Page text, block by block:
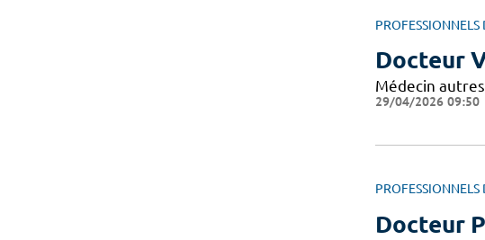
PROFESSIONNELS
Docteur
Médecin
29/04/2026 09:50
PROFESSIONNELS
Docteur